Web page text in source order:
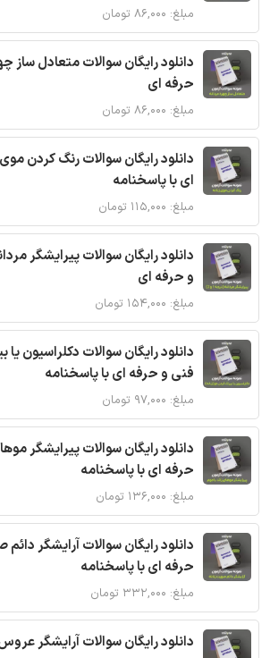
مبلغ: ۸۶,۰۰۰ تومان
دانلود رایگان سوالات متعادل ساز
حرفه ای
مبلغ: ۸۶,۰۰۰ تومان
دانلود رایگان سوالات رنگ کردن
ای با پاسخنامه
مبلغ: ۱۱۵,۰۰۰ تومان
و حرفه ای
مبلغ: ۱۵۴,۰۰۰ تومان
دانلود رایگان سوالات دکلراسیون
فنی و حرفه ای با پاسخنامه
مبلغ: ۹۷,۰۰۰ تومان
دانلود رایگان سوالات پیرایشگر
حرفه ای با پاسخنامه
مبلغ: ۱۳۶,۰۰۰ تومان
دانلود رایگان سوالات آرایشگر
حرفه ای با پاسخنامه
مبلغ: ۳۳۲,۰۰۰ تومان
دانلود رایگان سوالات آرایشگر